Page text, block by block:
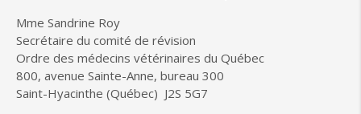
Mme Sandrine Roy
Secrétaire du comité de révision
Ordre des médecins vétérinaires du Québec
800, avenue Sainte-Anne, bureau 300
Saint-Hyacinthe (Québec) J2S 5G7